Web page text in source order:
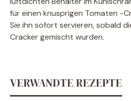
für einen knusprigen Tomaten -
Sie ihn sofort servieren, sobald
Cracker gemischt wurden.
VERWANDTE REZEPTE